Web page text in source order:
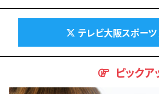
テレビ大阪スポー
ピックア